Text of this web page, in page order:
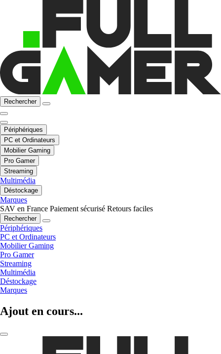
Rechercher
Périphériques
PC et Ordinateurs
Mobilier Gaming
Pro Gamer
Streaming
Multimédia
Déstockage
Marques
SAV en France Paiement sécurisé Retours faciles
Rechercher
Périphériques
PC et Ordinateurs
Mobilier Gaming
Pro Gamer
Streaming
Multimédia
Déstockage
Marques
Ajout en cours...